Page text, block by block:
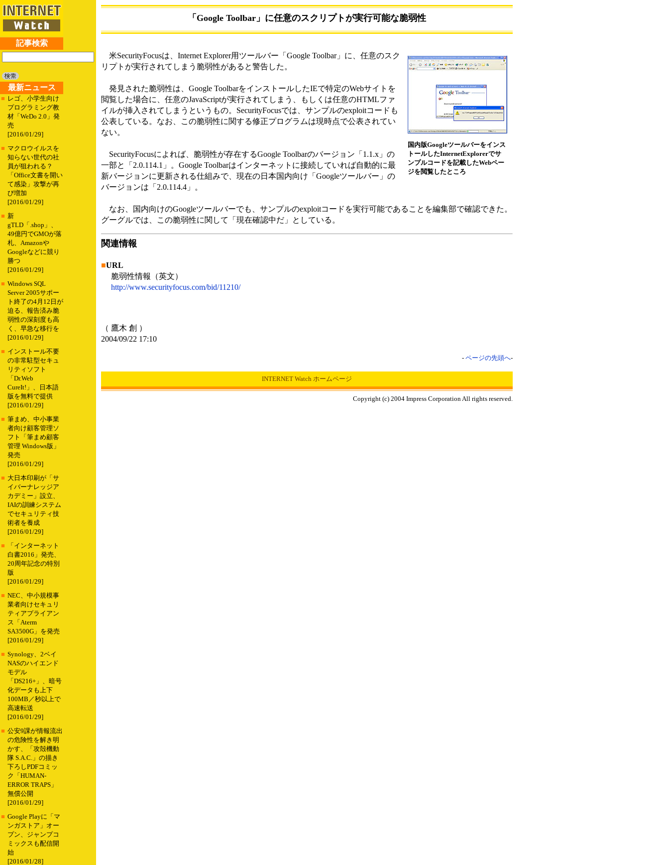
記事検索
最新ニュース
■ レゴ、小学生向け
プログラミング教
材「WeDo 2.0」発
売
[2016/01/29]
■ マクロウイルスを
知らない世代の社
員が狙われる？
「Office文書を開い
て感染」攻撃が再
び増加
[2016/01/29]
■ 新
gTLD「.shop」、
49億円でGMOが落
札、Amazonや
Googleなどに競り
勝つ
[2016/01/29]
■ Windows SQL
Server 2005サポー
ト終了の4月12日が
迫る、報告済み脆
弱性の深刻度も高
く、早急な移行を
[2016/01/29]
■ インストール不要
の非常駐型セキュ
リティソフト
「Dr.Web
CureIt!」、日本語
版を無料で提供
[2016/01/29]
■ 筆まめ、中小事業
者向け顧客管理ソ
フト「筆まめ顧客
管理 Windows版」
発売
[2016/01/29]
■ 大日本印刷が「サ
イバーナレッジア
カデミー」設立、
IAIの訓練システム
でセキュリティ技
術者を養成
[2016/01/29]
■
「インターネット
白書2016」発売、
20周年記念の特別
版
[2016/01/29]
■ NEC、中小規模事
業者向けセキュリ
ティアプライアン
ス「Aterm
SA3500G」を発売
[2016/01/29]
■ Synology、2ベイ
NASのハイエンド
モデル
「DS216+」、暗号
化データも上下
100MB／秒以上で
高速転送
[2016/01/29]
■ 公安9課が情報流出
の危険性を解き明
かす、「攻殻機動
隊 S.A.C.」の描き
下ろしPDFコミッ
ク「HUMAN-
ERROR TRAPS」
無償公開
[2016/01/29]
■ Google Playに「マ
ンガストア」オー
プン、ジャンプコ
ミックスも配信開
始
[2016/01/28]
「Google Toolbar」に任意のスクリプトが実行可能な脆弱性
国内版Googleツールバーをインス
トールしたInternetExplorerでサ
ンプルコードを記載したWebペー
ジを閲覧したところ
米SecurityFocusは、Internet Explorer用ツールバー「Google Toolbar」に、任意のスク
リプトが実行されてしまう脆弱性があると警告した。
発見された脆弱性は、Google ToolbarをインストールしたIEで特定のWebサイトを
閲覧した場合に、任意のJavaScriptが実行されてしまう、もしくは任意のHTMLファ
イルが挿入されてしまうというもの。SecurityFocusでは、サンプルのexploitコードも
公表している。なお、この脆弱性に関する修正プログラムは現時点で公表されてい
ない。
SecurityFocusによれば、脆弱性が存在するGoogle Toolbarのバージョン「1.1.x」の
一部と「2.0.114.1」。Google Toolbarはインターネットに接続していれば自動的に最
新バージョンに更新される仕組みで、現在の日本国内向け「Googleツールバー」の
バージョンは「2.0.114.4」。
なお、国内向けのGoogleツールバーでも、サンプルのexploitコードを実行可能であることを編集部で確認できた。
グーグルでは、この脆弱性に関して「現在確認中だ」としている。
関連情報
■URL
脆弱性情報（英文）
http://www.securityfocus.com/bid/11210/
（ 鷹木 創 ）
2004/09/22 17:10
- ページの先頭へ-
INTERNET Watch ホームページ
Copyright (c) 2004 Impress Corporation All rights reserved.